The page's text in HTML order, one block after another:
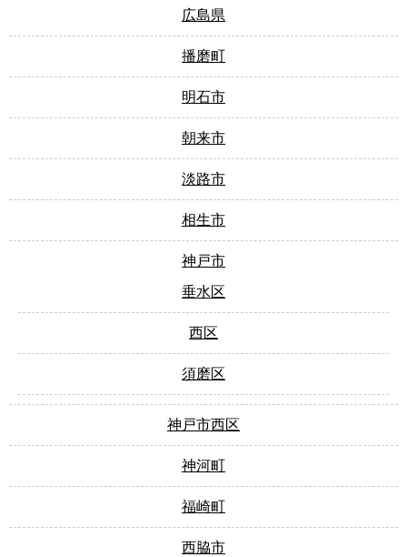
広島県
播磨町
明石市
朝来市
淡路市
相生市
神戸市
垂水区
西区
須磨区
神戸市西区
神河町
福崎町
西脇市